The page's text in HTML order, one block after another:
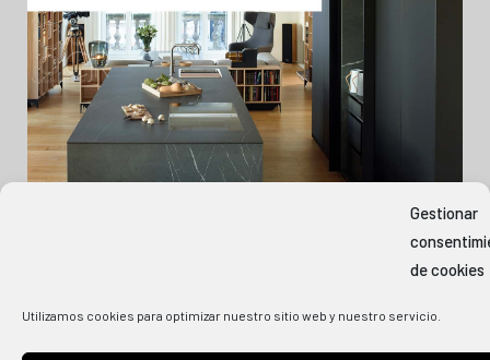
Gestionar
de cookies
Utilizamos cookies para optimizar nuestro sitio web y nuestro servicio.